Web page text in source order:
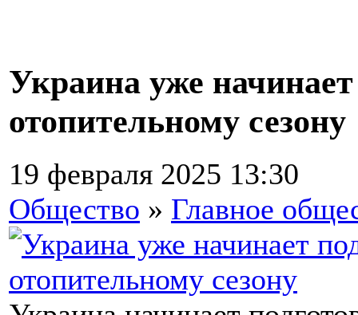
Украина уже
отопительному сезону
19 февраля 2025 13:30
Общество » Главное